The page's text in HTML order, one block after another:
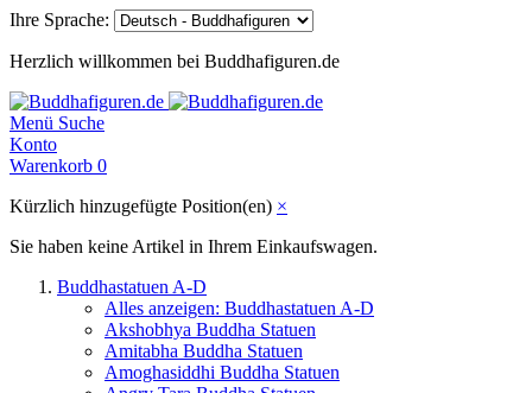
Ihre Sprache:
Herzlich willkommen bei Buddhafiguren.de
Menü Suche
Konto
Warenkorb 0
Kürzlich hinzugefügte Position(en) ×
Sie haben keine Artikel in Ihrem Einkaufswagen.
Buddhastatuen A-D
Alles anzeigen: Buddhastatuen A-D
Akshobhya Buddha Statuen
Amitabha Buddha Statuen
Amoghasiddhi Buddha Statuen